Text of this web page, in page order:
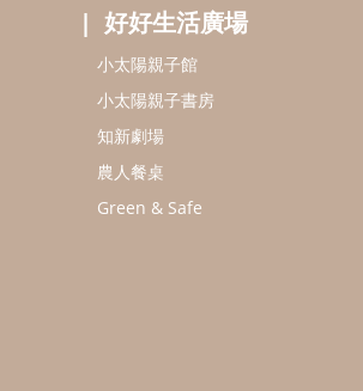
好好生活廣場
小太陽親子館
小太陽親子書房
知新劇場
農人餐桌
Green & Safe